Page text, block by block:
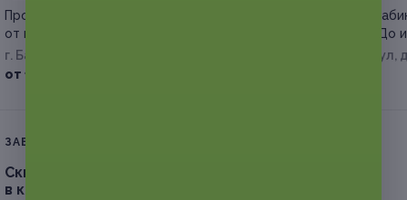
Процедуры по коррекции фигуры
от мастера Виктории Колядиной
г. Барнаул
от 175 руб.
Коррекция фигуры в
эстетики от салона «До
г. Барнаул, Взлетная ул,
ЗАВЕРШЁННАЯ АКЦИЯ
Скидка до 65%.
в клубе эстетики лица и тела «Для тебя»